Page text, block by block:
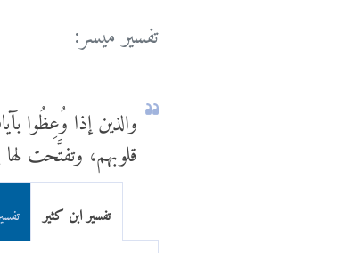
تفسير ميسر:
والذين إذا وُعِظُوا
قلوبهم، وتفتَّحت
تفسير ابن كثير